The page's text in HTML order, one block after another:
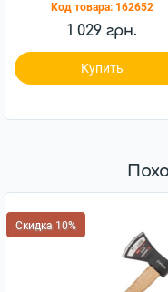
Код товара: 162652
1 029 грн.
Купить
Скидка 10%